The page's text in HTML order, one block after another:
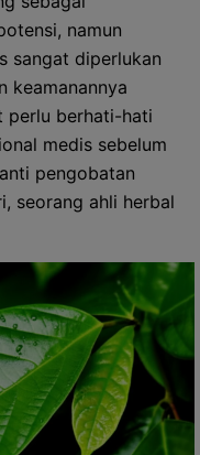
namun
sangat diperlukan
keamanannya
perlu berhati-hati
medis sebelum
pengobatan
seorang ahli herbal